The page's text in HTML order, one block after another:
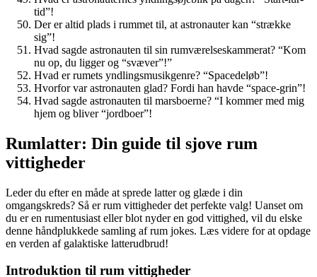
tid”!
Der er altid plads i rummet til, at astronauter kan “strække
sig”!
Hvad sagde astronauten til sin rumværelseskammerat? “Kom
nu op, du ligger og “svæver”!”
Hvad er rumets yndlingsmusikgenre? “Spacedeløb”!
Hvorfor var astronauten glad? Fordi han havde “space-grin”!
Hvad sagde astronauten til marsboerne? “I kommer med mig
hjem og bliver “jordboer”!
Rumlatter: Din guide til sjove rum
vittigheder
Leder du efter en måde at sprede latter og glæde i din
omgangskreds? Så er rum vittigheder det perfekte valg! Uanset om
du er en rumentusiast eller blot nyder en god vittighed, vil du elske
denne håndplukkede samling af rum jokes. Læs videre for at opdage
en verden af galaktiske latterudbrud!
Introduktion til rum vittigheder